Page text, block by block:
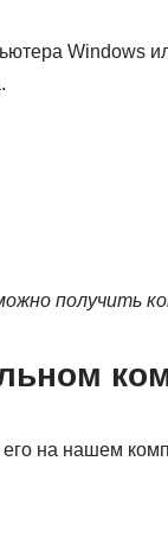
Windows
получить
на нашем